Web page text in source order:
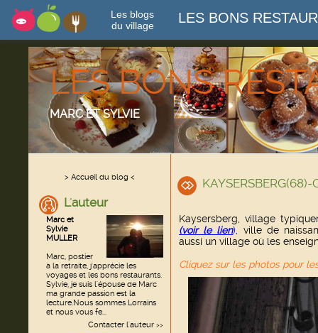
Les blogs
du village
LES BONS
LES BONS
MARC ET SYLVIE
> Accueil du blog <
L'auteur
Marc et
Sylvie
MULLER
Marc, postier
à la retraite, j'apprécie les
voyages et les bons restaurants.
Sylvie, je suis l'épouse de Marc
ma grande passion est la
lecture.Nous sommes Lorrains
et nous vous fe...
Contacter l'auteur >>
Kaysersberg, village
(voir le lien),
ville de
aussi un village où les
Cliquez sur les photos pour